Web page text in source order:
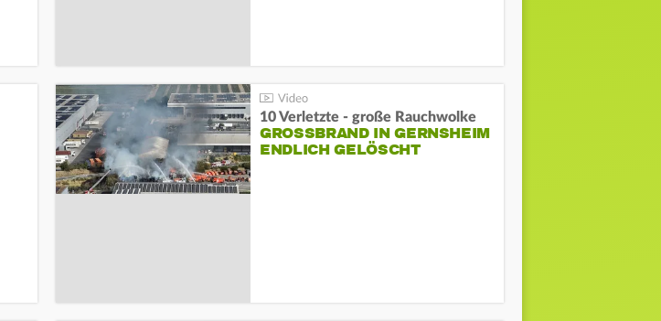
10 Verletzte - große Rauchwolke
GROSSBRAND IN GERNSHEIM E
NDLICH GELÖSCHT